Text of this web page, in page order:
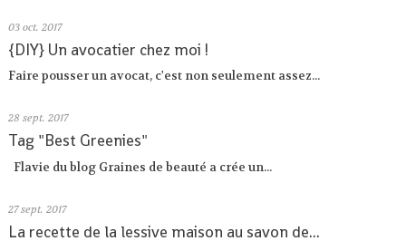
03 oct. 2017
{DIY} Un avocatier chez moi !
Faire pousser un avocat, c'est non seulement assez...
28 sept. 2017
Tag "Best Greenies"
Flavie du blog Graines de beauté a crée un...
27 sept. 2017
La recette de la lessive maison au savon de...